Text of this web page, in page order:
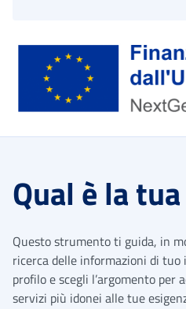
Qual è la
Questo strumento ti guida, in
ricerca delle informazioni di tuo
profilo e scegli l’argomento per
servizi più idonei alle tue